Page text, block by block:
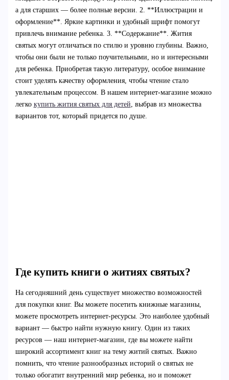
а для старших — более полные версии. 2. **Иллюстрации и
оформление**. Яркие картинки и удобный шрифт помогут
привлечь внимание ребенка. 3. **Содержание**. Жития
святых могут отличаться по стилю и уровню глубины. Важно,
чтобы они были не только поучительными, но и интересными
для ребенка. Приобретая такую литературу, особое внимание
стоит уделять качеству оформления, чтобы чтение стало
увлекательным процессом. В нашем интернет-магазине можно
легко купить жития святых для детей, выбрав из множества
вариантов тот, который придется по душе.
Где купить книги о житиях святых?
На сегодняшний день существует множество возможностей
для покупки книг. Вы можете посетить книжные магазины,
можете просмотреть интернет-ресурсы. Это наиболее удобный
вариант — быстро найти нужную книгу. Один из таких
ресурсов — наш интернет-магазин, где вы можете найти
широкий ассортимент книг на тему житий святых. Важно
помнить, что чтение разнообразных историй о святых не
только обогатит внутренний мир ребенка, но и поможет